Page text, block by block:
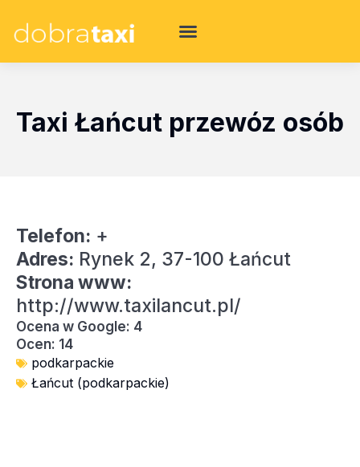
Taxi Łańcut przewóz osób
Telefon: +
Adres: Rynek 2, 37-100 Łańcut
Strona www:
http://www.taxilancut.pl/
Ocena w Google: 4
Ocen: 14
podkarpackie
Łańcut (podkarpackie)